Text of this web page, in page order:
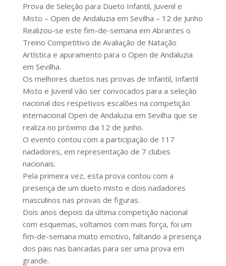
Prova de Seleção para Dueto Infantil, Juvenil e
Misto – Open de Andaluzia em Sevilha – 12 de Junho
Realizou-se este fim-de-semana em Abrantes o
Treino Competitivo de Avaliação de Natação
Artística e apuramento para o Open de Andaluzia
em Sevilha.
Os melhores duetos nas provas de Infantil, Infantil
Misto e Juvenil vão ser convocados para a seleção
nacional dos respetivos escalões na competição
internacional Open de Andaluzia em Sevilha que se
realiza no próximo dia 12 de junho.
O evento contou com a participação de 117
nadadores, em representação de 7 clubes
nacionais.
Pela primeira vez, esta prova contou com a
presença de um dueto misto e dois nadadores
masculinos nas provas de figuras.
Dois anos depois da última competição nacional
com esquemas, voltamos com mais força, foi um
fim-de-semana muito emotivo, faltando a presença
dos pais nas bancadas para ser uma prova em
grande.